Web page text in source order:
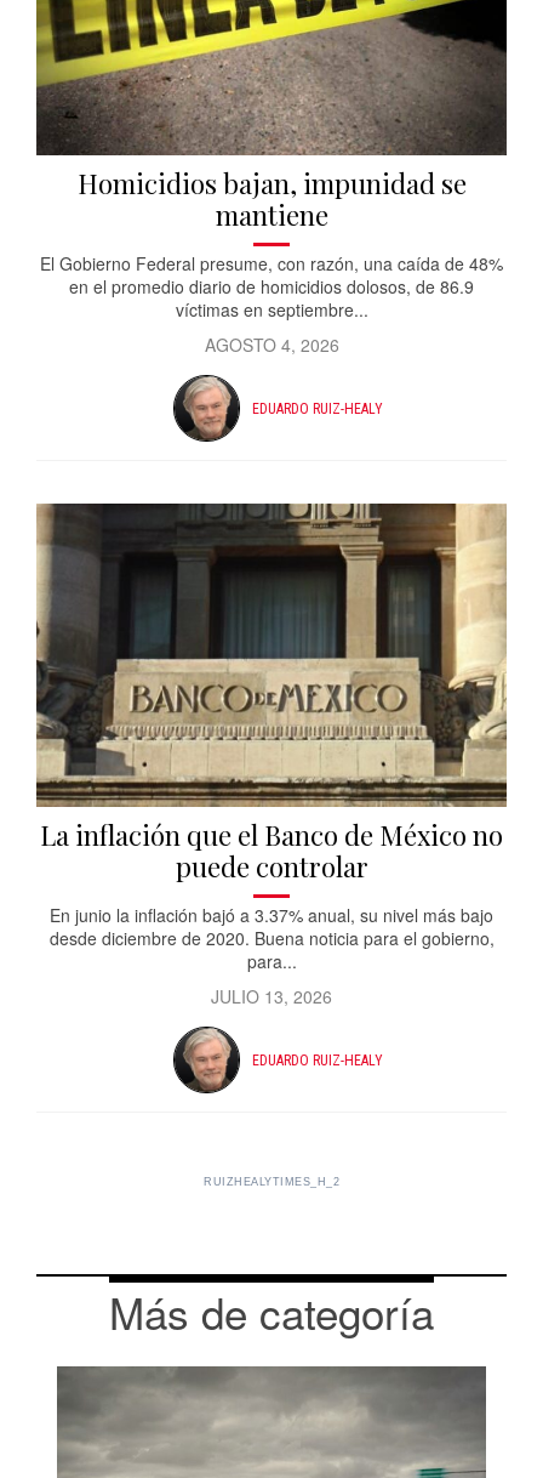
Homicidios bajan, impunidad se
mantiene
El Gobierno Federal presume, con razón, una caída de 48%
en el promedio diario de homicidios dolosos, de 86.9
víctimas en septiembre...
AGOSTO 4, 2026
EDUARDO RUIZ-HEALY
La inflación que el Banco de México no
puede controlar
En junio la inflación bajó a 3.37% anual, su nivel más bajo
desde diciembre de 2020. Buena noticia para el gobierno,
para...
JULIO 13, 2026
EDUARDO RUIZ-HEALY
RUIZHEALYTIMES_H_2
Más de categoría